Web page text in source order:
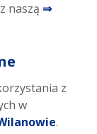
naszą ⇒
z
w
.